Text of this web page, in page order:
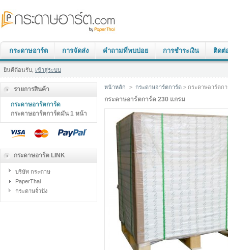
กระดาษอาร์ต การจัดส่ง คำถามที่พบบ่อย การชำระเงิน ติดต่
ยินดีต้อนรับ, เข้าสู่ระบบ
รายการสินค้า
กระดาษอาร์ตการ์ด
กระดาษอาร์ตการ์ดมัน 1 หน้า
กระดาษอาร์ต LINK
บริษัท กระดาษ
PaperThai
กระดาษจั่วปัง
หน้าหลัก > กระดาษอาร์ตการ์ด > กระดาษอาร์ตก
กระดาษอาร์ตการ์ด 230 แกรม